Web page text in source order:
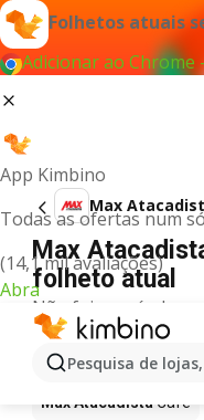
Folhetos atuais
Adicionar ao Chrome
App Kimbino
Todas as ofertas num
(14,1 mil avaliações)
Abra
Pesquisa de
Max
Max
folheto atual
Não foi possível
para este termo.
Mais
Max Atacadista Café